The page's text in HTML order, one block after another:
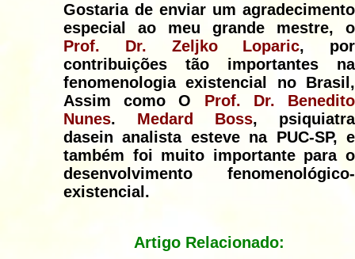
Gostaria de enviar um agradecimento
especial ao meu grande mestre, o
Prof. Dr. Zeljko Loparic, por
contribuições tão importantes na
fenomenologia existencial no Brasil,
Assim como O Prof. Dr. Benedito
Nunes. Medard Boss, psiquiatra
dasein analista esteve na PUC-SP, e
também foi muito importante para o
desenvolvimento fenomenológico-
existencial.
Artigo Relacionado: